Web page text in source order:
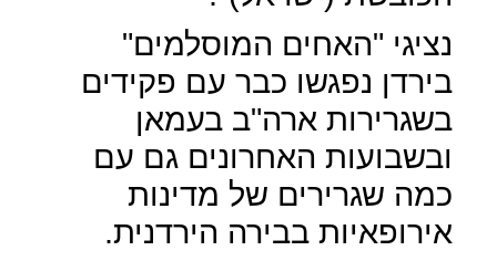
נציגי "האחים המוסלמים"
בירדן נפגשו כבר עם פקידים
בשגרירות ארה"ב בעמאן
ובשבועות האחרונים גם עם
כמה שגרירים של מדינות
אירופאיות בבירה הירדנית.